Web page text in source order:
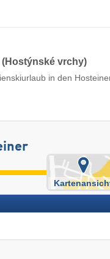
vrchy)
in den